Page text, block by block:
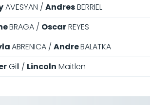
AVESYAN AndresBERRIEL
BRAGA OscarREYES
ABRENICA AndreBALATKA
Gill Lincoln Maitlen